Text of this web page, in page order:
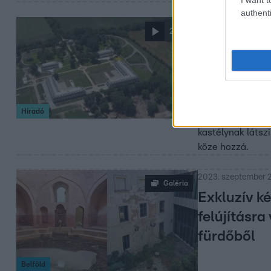
2:42
Híradó
„Nem az
Ákos
A
szerint az
kastélynak
köze hozzá.
Galéria
Belföld
2023. szeptember
Exkluzív
felújításra
fürdőből